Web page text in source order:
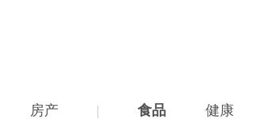
房产 | 食品 健康